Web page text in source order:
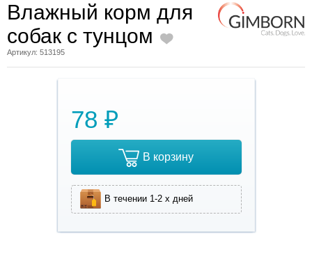
Влажный корм для
собак с тунцом
Артикул: 513195
78 ₽
В корзину
В течении 1-2 х дней